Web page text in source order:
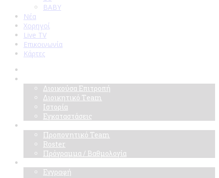
BABY
Νέα
Χορηγοί
Live TV
Επικοινωνία
Κάρτες
Διοικούσα Επιτροπή
Διοικητικό Τeam
Ιστορία
Εγκαταστάσεις
Προπονητικό Team
Roster
Πρόγραμμα / Βαθμολογία
Εγγραφή